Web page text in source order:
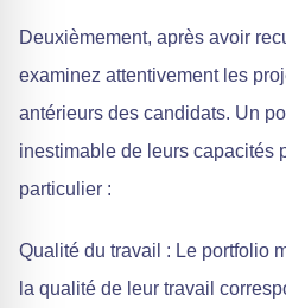
Deuxièmement, après avoir
examinez attentivement les
antérieurs des candidats. Un
inestimable de leurs capacités
particulier :
Qualité du travail : Le portfolio
la qualité de leur travail